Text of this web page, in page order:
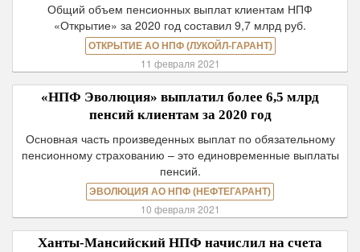
Общий объем пенсионных выплат клиентам НПФ
«Открытие» за 2020 год составил 9,7 млрд руб.
ОТКРЫТИЕ АО НПФ (ЛУКОЙЛ-ГАРАНТ)
11 февраля 2021
«НПФ Эволюция» выплатил более 6,5 млрд
пенсий клиентам за 2020 год
Основная часть произведенных выплат по обязательному
пенсионному страхованию – это единовременные выплаты
пенсий.
ЭВОЛЮЦИЯ АО НПФ (НЕФТЕГАРАНТ)
10 февраля 2021
Ханты-Мансийский НПФ начислил на счета